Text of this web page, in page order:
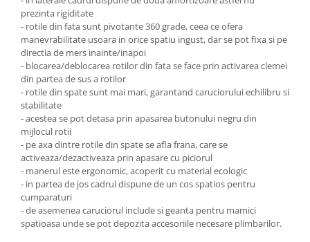
prezinta rigiditate
- rotile din fata sunt pivotante 360 grade, ceea ce ofera
manevrabilitate usoara in orice spatiu ingust, dar se pot fixa si pe
directia de mers inainte/inapoi
- blocarea/deblocarea rotilor din fata se face prin activarea clemei
din partea de sus a rotilor
- rotile din spate sunt mai mari, garantand caruciorului echilibru si
stabilitate
- acestea se pot detasa prin apasarea butonului negru din
mijlocul rotii
- pe axa dintre rotile din spate se afla frana, care se
activeaza/dezactiveaza prin apasare cu piciorul
- manerul este ergonomic, acoperit cu material ecologic
- in partea de jos cadrul dispune de un cos spatios pentru
cumparaturi
- de asemenea caruciorul include si geanta pentru mamici
spatioasa unde se pot depozita accesoriile necesare plimbarilor.